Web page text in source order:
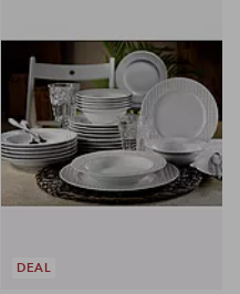
DEAL